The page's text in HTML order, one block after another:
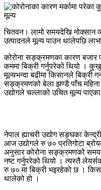
चितवन। लामो समयदेखि नोक्सान
उत्पादनले मूल्य पाउन थालेपछि
कोरोना सङ्क्रमणका कारण बजार
कममा बिक्री गर्नुपरेको थियो ।
मूल्यभन्दा बढीमा किसानले बिक्री
सङ्क्रमणको बेला झण्डै पाँच महिना
उद्योगले चल्लाको उचित मूल्य
नेपाल ह्याचरी उद्योग सङ्घका
आज उद्योगले रु ७० प्रतिगोटा
अनुसार कोरोना सङ्क्रमणको
नष्ट गर्नुपरेको थियो । त्यस्तै
रु ७० मा बिक्री भइरहेको छ ।
थालेको हो ।